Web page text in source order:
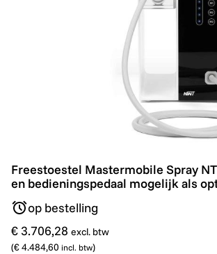
Freestoestel Mastermobile Spray
Freestoestel Mastermobile Spray
en bedieningspedaal mogelijk als
op bestelling
€ 3.706,28 excl. btw
(€ 4.484,60 incl. btw)